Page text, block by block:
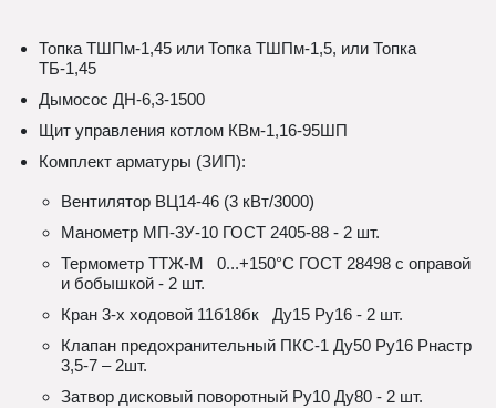
Топка ТШПм-1,45 или Топка ТШПм-1,5, или Топка
ТБ-1,45
Дымосос ДН-6,3-1500
Щит управления котлом КВм-1,16-95ШП
Комплект арматуры (ЗИП):
Вентилятор ВЦ14-46 (3 кВт/3000)
Манометр МП-3У-10 ГОСТ 2405-88 - 2 шт.
Термометр ТТЖ-М 0...+150°С ГОСТ 28498 с оправой
и бобышкой - 2 шт.
Кран 3-х ходовой 11б18бк Ду15 Ру16 - 2 шт.
Клапан предохранительный ПКС-1 Ду50 Ру16 Рнастр
3,5-7 – 2шт.
Затвор дисковый поворотный Ру10 Ду80 - 2 шт.